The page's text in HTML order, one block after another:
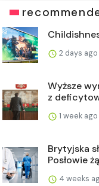
2 days ago
Wyższe
z
1 week ago
Brytyjska
Posłowie
4 weeks